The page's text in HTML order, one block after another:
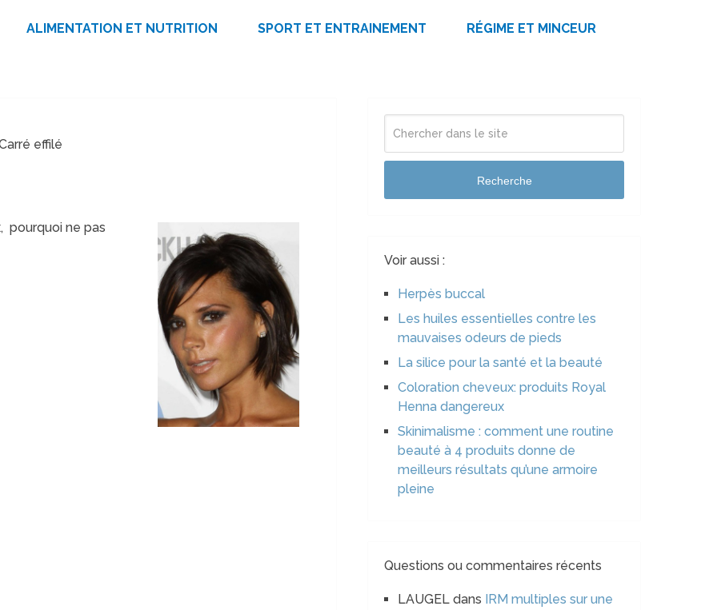
ALIMENTATION ET NUTRITION SPORT ET ENTRAINEMENT RÉGIME ET MINCEUR
effilé
pourquoi ne pas
Recherche
Voir aussi :
Herpès buccal
Les huiles essentielles contre les
mauvaises odeurs de pieds
La silice pour la santé et la beauté
Coloration cheveux: produits Royal
Henna dangereux
Skinimalisme : comment une routine
beauté à 4 produits donne de
meilleurs résultats qu’une armoire
pleine
Questions ou commentaires récents
LAUGEL dans IRM multiples sur une